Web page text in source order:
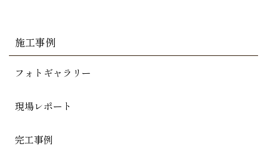
施工事例
フォトギャラリー
現場レポート
完工事例